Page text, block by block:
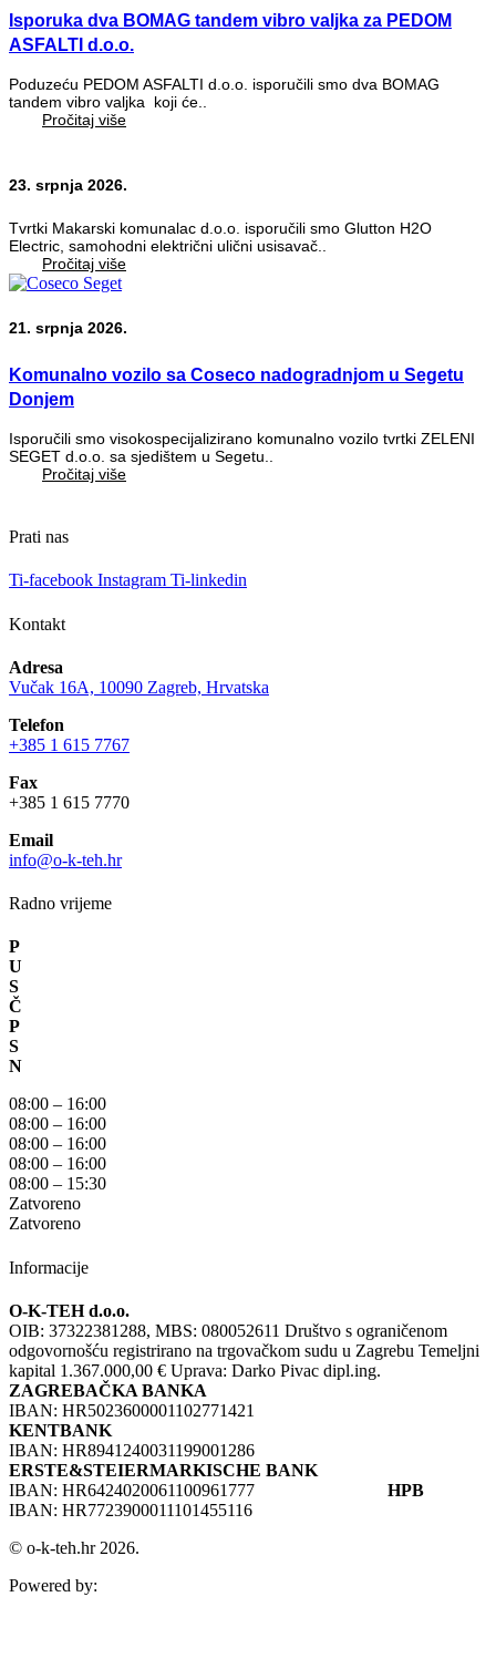
Isporuka dva BOMAG tandem vibro valjka za PEDOM
ASFALTI d.o.o.
Poduzeću PEDOM ASFALTI d.o.o. isporučili smo dva BOMAG
tandem vibro valjka koji će..
Pročitaj više
23. srpnja 2026.
Tvrtki Makarski komunalac d.o.o. isporučili smo Glutton H2O
Electric, samohodni električni ulični usisavač..
Pročitaj više
21. srpnja 2026.
Komunalno vozilo sa Coseco nadogradnjom u Segetu
Donjem
Isporučili smo visokospecijalizirano komunalno vozilo tvrtki ZELENI
SEGET d.o.o. sa sjedištem u Segetu..
Pročitaj više
Prati nas
Ti-facebook Instagram Ti-linkedin
Kontakt
Adresa
Vučak 16A, 10090 Zagreb, Hrvatska
Telefon
+385 1 615 7767
Fax
+385 1 615 7770
Email
info@o-k-teh.hr
Radno vrijeme
P
U
S
Č
P
S
N
08:00 – 16:00
08:00 – 16:00
08:00 – 16:00
08:00 – 16:00
08:00 – 15:30
Zatvoreno
Zatvoreno
Informacije
O-K-TEH d.o.o.
OIB: 37322381288, MBS: 080052611 Društvo s ograničenom
odgovornošću registrirano na trgovačkom sudu u Zagrebu Temeljni
kapital 1.367.000,00 € Uprava: Darko Pivac dipl.ing.
ZAGREBAČKA BANKA
IBAN: HR5023600001102771421
KENTBANK
IBAN: HR8941240031199001286
ERSTE&STEIERMARKISCHE BANK
IBAN: HR6424020061100961777 HPB
IBAN: HR7723900011101455116
© o-k-teh.hr 2026.
Powered by: